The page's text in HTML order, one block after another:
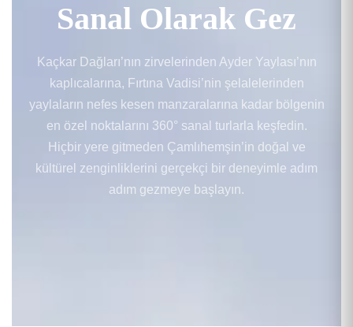
Sanal Olarak Gez
Kaçkar Dağları’nın zirvelerinden Ayder Yaylası’nın
kaplıcalarına, Fırtına Vadisi’nin şelalelerinden
yaylaların nefes kesen manzaralarına kadar bölgenin
en özel noktalarını 360° sanal turlarla keşfedin.
Hiçbir yere gitmeden Çamlıhemşin’in doğal ve
kültürel zenginliklerini gerçekçi bir deneyimle adım
adım gezmeye başlayın.